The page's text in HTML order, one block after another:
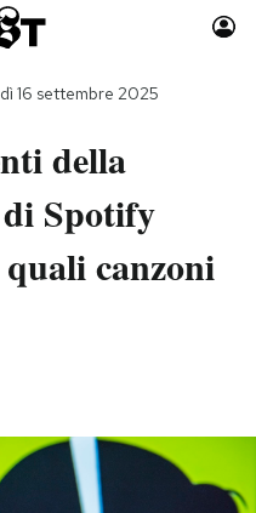
Moda
Consumismi
Altrecose
Mondiali calcio 2026
16 settembre 2025
della
Spotify
quali canzoni